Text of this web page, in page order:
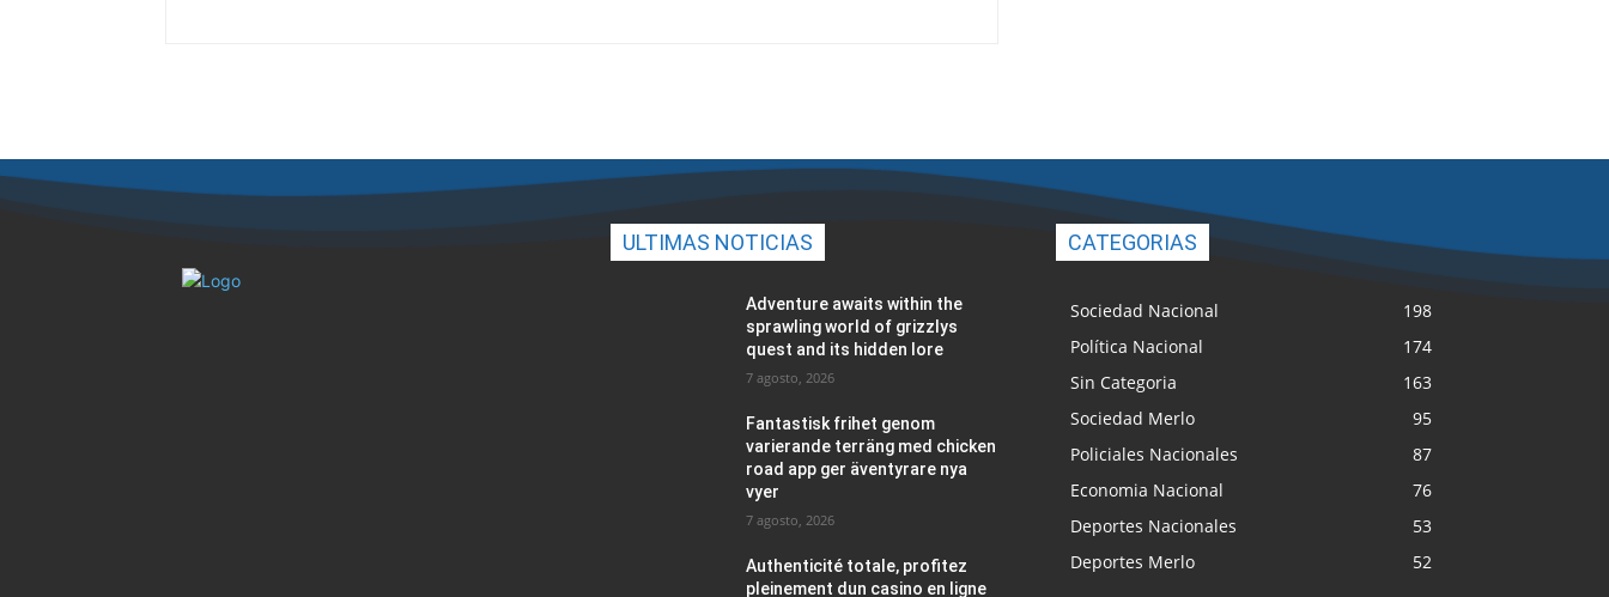
ULTIMAS NOTICIAS
Adventure awaits within the
sprawling world of grizzlys
quest and its hidden lore
7 agosto, 2026
Fantastisk frihet genom
varierande terräng med chicken
road app ger äventyrare nya
vyer
7 agosto, 2026
Authenticité totale, profitez
pleinement dun casino en ligne
CATEGORIAS
Sociedad Nacional
198
Política Nacional
174
Sin Categoria
163
Sociedad Merlo
95
Policiales Nacionales
87
Economia Nacional
76
Deportes Nacionales
53
Deportes Merlo
52